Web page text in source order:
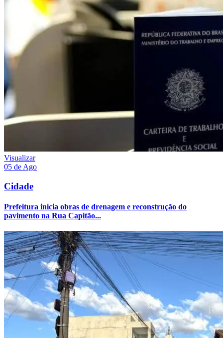
Visualizar
05 de Ago
Cidade
Prefeitura inicia obras de drenagem e reconstrução do
pavimento na Rua Capitão...